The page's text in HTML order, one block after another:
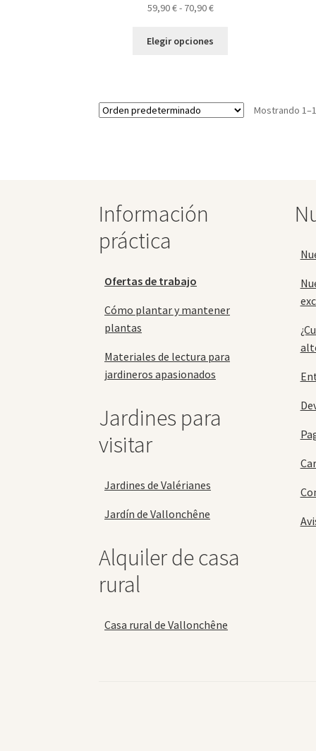
de 5
59,90€- 70,90€Rango
precios:
70,90 €
Elegir opciones
Las
Mostrando
Información
práctica
Ofertas de trabajo
Cómo plantar y mantener
plantas
Materiales de lectura para
jardineros apasionados
Jardines para
visitar
Jardines de Valérianes
Jardín de Vallonchêne
Alquiler de casa
rural
Casa rural de Vallonchêne